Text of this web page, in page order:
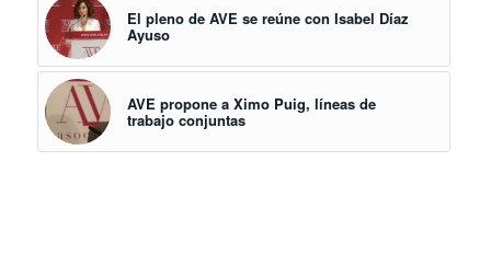
El pleno de AVE se reúne con Isabel Díaz
Ayuso
AVE propone a Ximo Puig, líneas de
trabajo conjuntas